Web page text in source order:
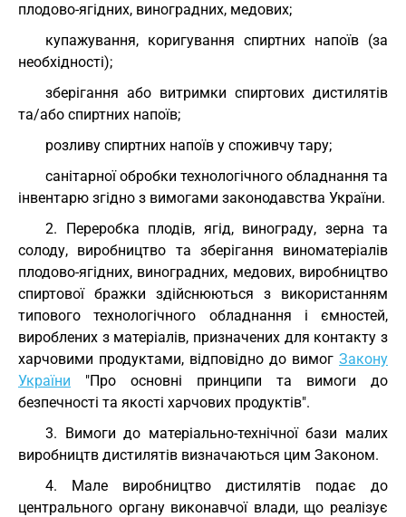
плодово-ягідних, виноградних, медових;
купажування, коригування спиртних напоїв (за
необхідності);
зберігання або витримки спиртових дистилятів
та/або спиртних напоїв;
розливу спиртних напоїв у споживчу тару;
санітарної обробки технологічного обладнання та
інвентарю згідно з вимогами законодавства України.
2. Переробка плодів, ягід, винограду, зерна та
солоду, виробництво та зберігання виноматеріалів
плодово-ягідних, виноградних, медових, виробництво
спиртової бражки здійснюються з використанням
типового технологічного обладнання і ємностей,
вироблених з матеріалів, призначених для контакту з
харчовими продуктами, відповідно до вимог Закону
України "Про основні принципи та вимоги до
безпечності та якості харчових продуктів".
3. Вимоги до матеріально-технічної бази малих
виробництв дистилятів визначаються цим Законом.
4. Мале виробництво дистилятів подає до
центрального органу виконавчої влади, що реалізує